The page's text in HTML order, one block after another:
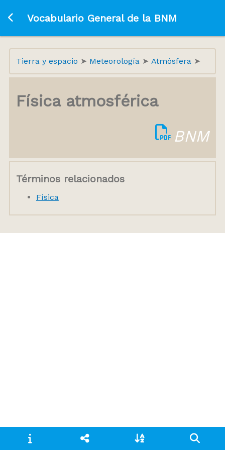
Ir a la página principal
Vocabulario General de la BNM
Tierra y espacio Meteorología Atmósfera
Física atmosférica
BNM
Términos relacionados
Física